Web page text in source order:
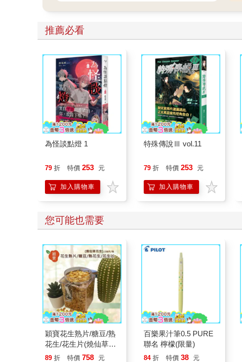
推薦必看
為怪談點燈 1
79 折 特價 253 元
加入購物車
特殊傳說Ⅲ vol.11
79 折 特價 253 元
加入購物車
您可能也需要
穎寶花生熟片/糖豆/熟
花生/花生片(燒仙草花
生)-5台斤
89 折 特價 758 元
百樂果汁筆0.5 PURE
聯名 檸檬(限量)
84 折 特價 38 元